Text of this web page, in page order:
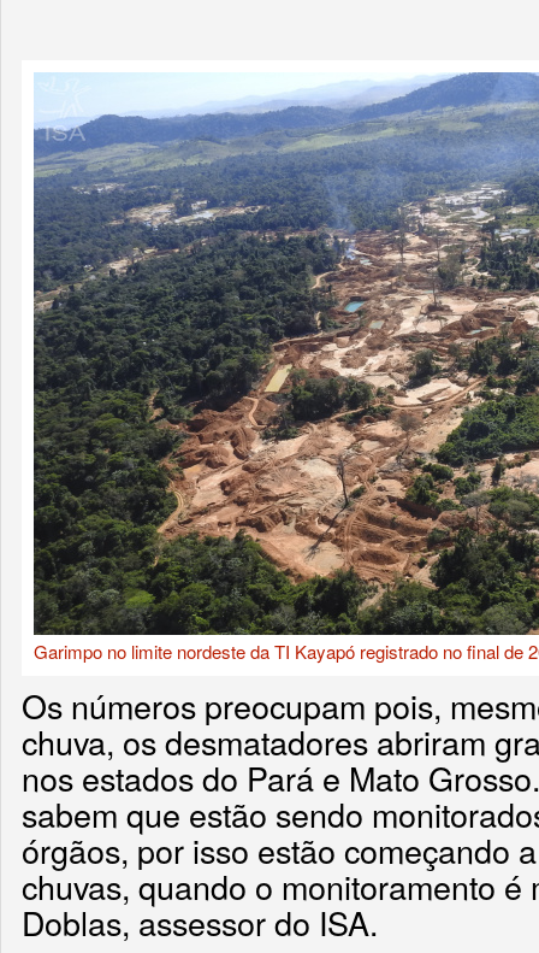
Garimpo no limite nordeste da TI Kayapó registrado no final de
Os números preocupam pois,
chuva, os desmatadores abriram
nos estados do Pará e Mato
sabem que estão sendo
órgãos, por isso estão começando
chuvas, quando o monitoramento é
Doblas, assessor do ISA.